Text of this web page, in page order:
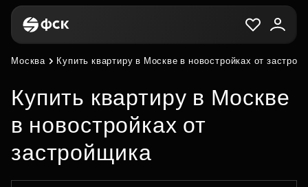
Москва Купить квартиру в Москве в новостройках от
Купить квартиру в Москве
в новостройках от
застройщика